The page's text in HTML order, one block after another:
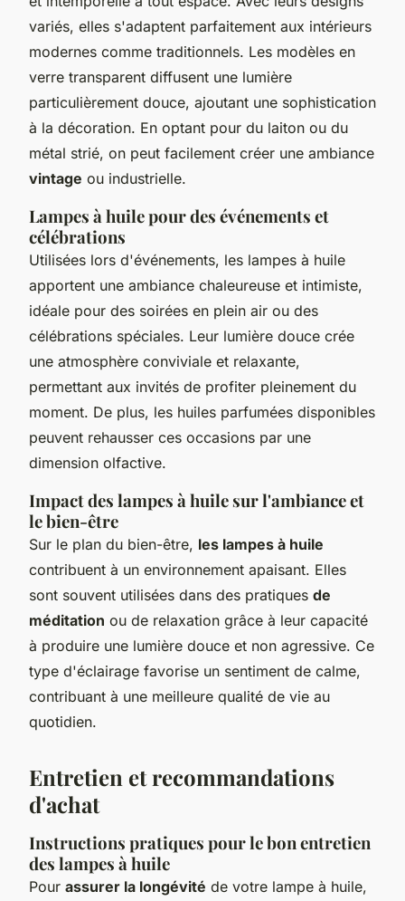
variés, elles s'adaptent parfaitement aux intérieurs
modernes comme traditionnels. Les modèles en
verre transparent diffusent une lumière
particulièrement douce, ajoutant une sophistication
à la décoration. En optant pour du laiton ou du
métal strié, on peut facilement créer une ambiance
vintage ou industrielle.
Lampes à huile pour des événements et
célébrations
Utilisées lors d'événements, les lampes à huile
apportent une ambiance chaleureuse et intimiste,
idéale pour des soirées en plein air ou des
célébrations spéciales. Leur lumière douce crée
une atmosphère conviviale et relaxante,
permettant aux invités de profiter pleinement du
moment. De plus, les huiles parfumées disponibles
peuvent rehausser ces occasions par une
dimension olfactive.
Impact des lampes à huile sur l'ambiance et
le bien-être
Sur le plan du bien-être, les lampes à huile
contribuent à un environnement apaisant. Elles
sont souvent utilisées dans des pratiques de
méditation ou de relaxation grâce à leur capacité
à produire une lumière douce et non agressive. Ce
type d'éclairage favorise un sentiment de calme,
contribuant à une meilleure qualité de vie au
quotidien.
Entretien et recommandations
d'achat
Instructions pratiques pour le bon entretien
des lampes à huile
Pour assurer la longévité de votre lampe à huile,